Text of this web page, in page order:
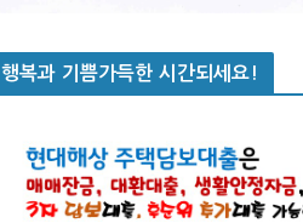
행복과 기쁨가득한 시간되세요!